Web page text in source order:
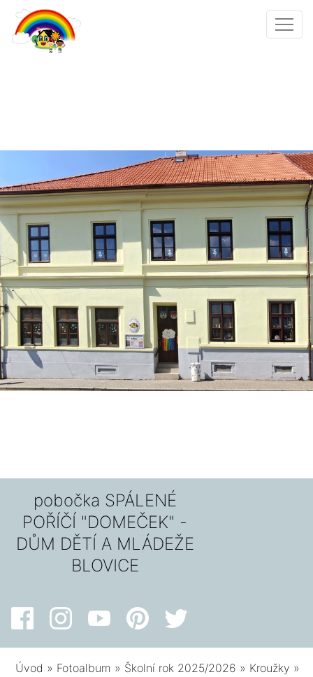
pobočka SPÁLENÉ
POŘÍČÍ "DOMEČEK" -
DŮM DĚTÍ A MLÁDEŽE
BLOVICE
Úvod » Fotoalbum » Školní rok 2025/2026 » Kroužky »